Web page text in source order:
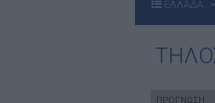
ΕΛΛΑΔΑ
ΠΡΟΓΝΩΣΗ